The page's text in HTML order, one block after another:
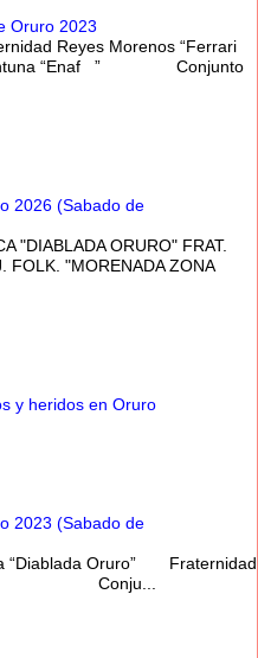
Oruro 2023
Reyes Morenos “Ferrari
Tuntuna “Enaf ” Conjunto
2026 (Sabado de
"DIABLADA ORURO" FRAT.
FOLK. "MORENADA ZONA
y heridos en Oruro
2023 (Sabado de
“Diablada Oruro” Fraternidad
Conju...